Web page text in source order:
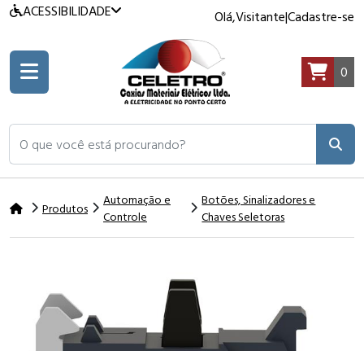
ACESSIBILIDADE Olá,Visitante|Cadastre-se
O que você está procurando?
0
Produtos
Automação e
Controle
Botões, Sinalizadores e
Chaves Seletoras